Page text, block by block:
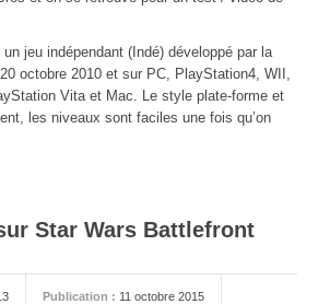
jeu indépendant (Indé) développé par la
octobre 2010 et sur PC, PlayStation4, WII,
Vita et Mac. Le style plate-forme et
les niveaux sont faciles une fois qu’on
Star Wars Battlefront
Publication : 11 octobre 2015